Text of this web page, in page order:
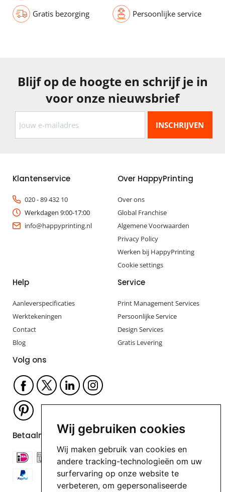
Wij gebruiken cookies
Wij maken gebruik van cookies en
andere tracking-technologieën om uw
surfervaring op onze website te
verbeteren, om gepersonaliseerde
Gratis bezorging Persoonlijke service
Blijf op de hoogte en schrijf je in
voor onze nieuwsbrief
Klantenservice
020 - 89 432 10
Werkdagen 9:00-17:00
info@happyprinting.nl
Over HappyPrinting
Over ons
Global Franchise
Algemene Voorwaarden
Privacy Policy
Werken bij HappyPrinting
Cookie settings
Help
Aanleverspecificaties
Werktekeningen
Contact
Blog
Service
Print Management Services
Persoonlijke Service
Design Services
Gratis Levering
Volg ons
Betaalmogelijkheden